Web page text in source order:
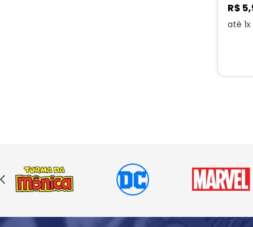
R$ 5,
até 1x